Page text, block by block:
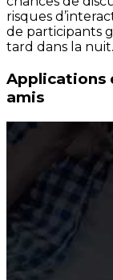
risques
de participants
tard dans la nuit.
Applications
amis